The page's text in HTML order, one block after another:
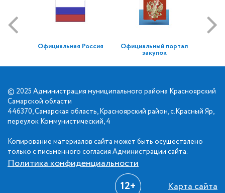
Официальная Россия Официальный портал
закупок
© 2025 Администрация муниципального района Красноярский
Самарской области
446370, Самарская область, Красноярский район, с.Красный Яр,
переулок Коммунистический, 4
Копирование материалов сайта может быть осуществлено
только с письменного согласия Администрации сайта.
Политика конфиденциальности
12+ Карта сайта